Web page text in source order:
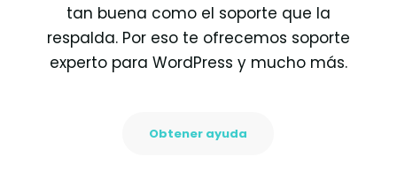
tan buena como el soporte que la
respalda. Por eso te ofrecemos soporte
experto para WordPress y mucho más.
Obtener ayuda